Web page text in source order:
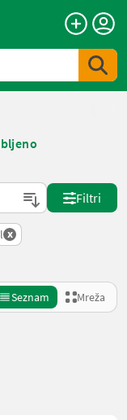
Filtri
x
Seznam Mreža